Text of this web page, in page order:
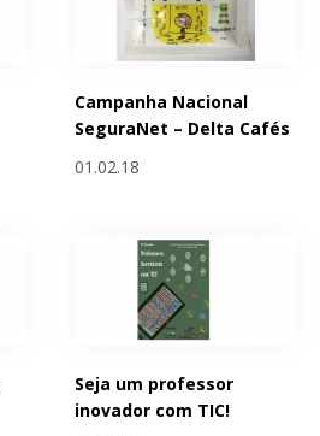
Campanha Nacional
SeguraNet – Delta Cafés
01.02.18
Seja um professor
inovador com TIC!